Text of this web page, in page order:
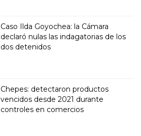
Caso Ilda Goyochea: la Cámara
declaró nulas las indagatorias de los
dos detenidos
Chepes: detectaron productos
vencidos desde 2021 durante
controles en comercios